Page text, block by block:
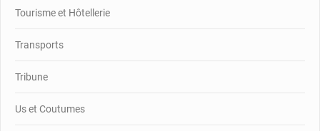
Tourisme et Hôtellerie
Transports
Tribune
Us et Coutumes